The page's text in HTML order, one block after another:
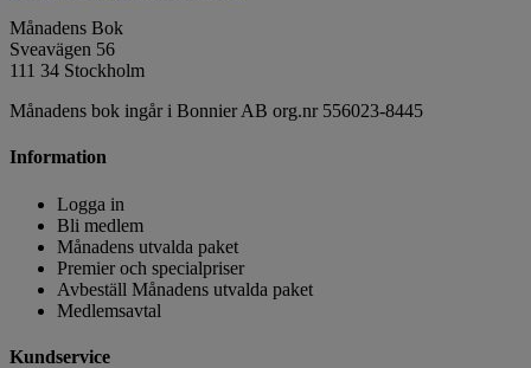
Månadens Bok
Sveavägen 56
111 34 Stockholm
Månadens bok ingår i Bonnier AB org.nr 556023-8445
Information
Logga in
Bli medlem
Månadens utvalda paket
Premier och specialpriser
Avbeställ Månadens utvalda paket
Medlemsavtal
Kundservice